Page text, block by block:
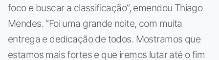
foco e buscar a classificação”, emendou Thiago
Mendes. “Foi uma grande noite, com muita
entrega e dedicação de todos. Mostramos que
estamos mais fortes e que iremos lutar até o fim